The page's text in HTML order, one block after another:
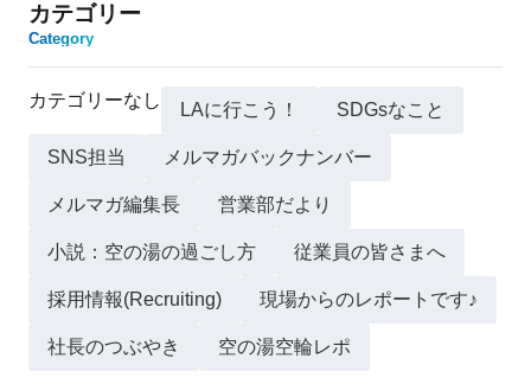
カテゴリー
Category
カテゴリーなし LAに行こう！ SDGsなこと
SNS担当 メルマガバックナンバー
メルマガ編集長 営業部だより
小説：空の湯の過ごし方 従業員の皆さまへ
採用情報(Recruiting) 現場からのレポートです♪
社長のつぶやき 空の湯空輪レポ